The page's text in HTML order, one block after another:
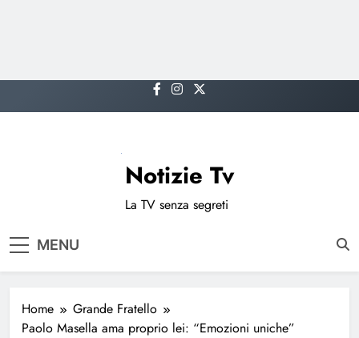
to
Notizie Tv
La TV senza segreti
MENU
Home
Grande Fratello
Paolo Masella ama proprio lei: “Emozioni uniche”